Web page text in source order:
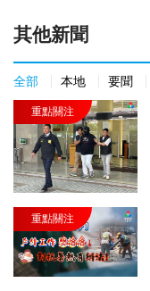
其他新聞
全部 本地 要聞